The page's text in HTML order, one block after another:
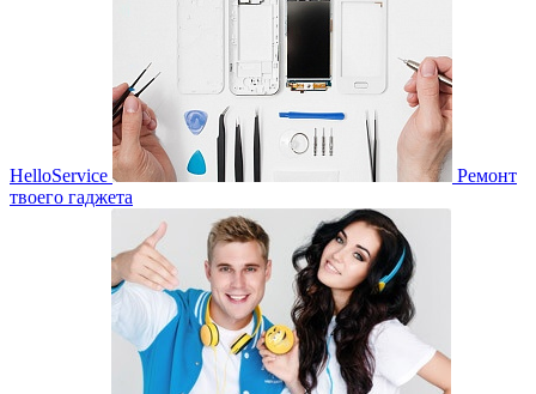
HelloService
Ремонт
твоего гаджета